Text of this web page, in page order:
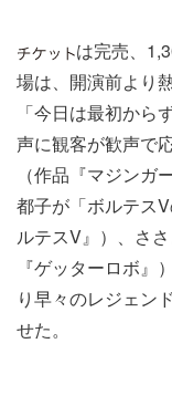
は完売、
場は、開演前より
「今日は最初から
声に観客が歓声で
（作品​『​マジン
都子​が「​​ボルテス​
ルテス​V​​』​）、​さ
『​ゲッターロボ​』​
り早々のレジェン
せた。​